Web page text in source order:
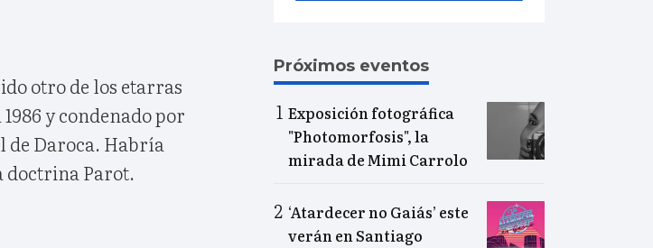
otro de los etarras
y condenado por
de Daroca. Habría
doctrina Parot.
Próximos eventos
Exposición fotográfica
"Photomorfosis", la
mirada de Mimi Carrolo
‘Atardecer no Gaiás’ este
verán en Santiago